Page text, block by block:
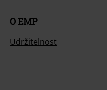
O EMP
Udržitelnost